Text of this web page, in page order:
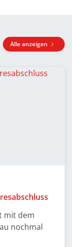
Alle anzeigen
mit dem
nochmal